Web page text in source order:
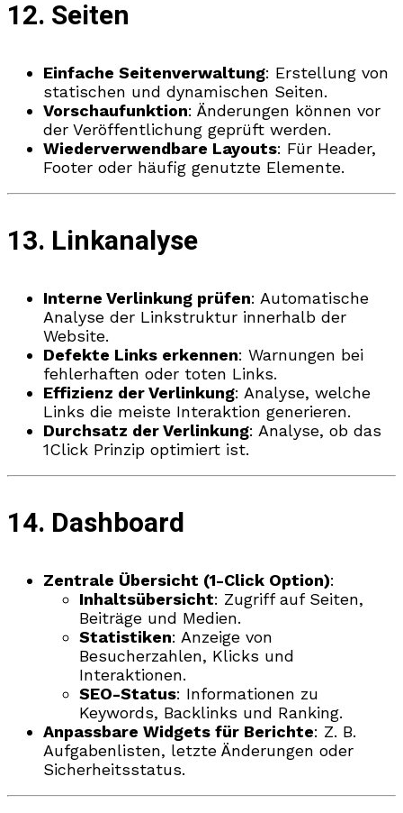
12. Seiten
Einfache Seitenverwaltung: Erstellung von
statischen und dynamischen Seiten.
Vorschaufunktion: Änderungen können vor
der Veröffentlichung geprüft werden.
Wiederverwendbare Layouts: Für Header,
Footer oder häufig genutzte Elemente.
13. Linkanalyse
Interne Verlinkung prüfen: Automatische
Analyse der Linkstruktur innerhalb der
Website.
Defekte Links erkennen: Warnungen bei
fehlerhaften oder toten Links.
Effizienz der Verlinkung: Analyse, welche
Links die meiste Interaktion generieren.
Durchsatz der Verlinkung: Analyse, ob das
1Click Prinzip optimiert ist.
14. Dashboard
Zentrale Übersicht (1-Click Option):
Inhaltsübersicht: Zugriff auf Seiten,
Beiträge und Medien.
Statistiken: Anzeige von
Besucherzahlen, Klicks und
Interaktionen.
SEO-Status: Informationen zu
Keywords, Backlinks und Ranking.
Anpassbare Widgets für Berichte: Z. B.
Aufgabenlisten, letzte Änderungen oder
Sicherheitsstatus.